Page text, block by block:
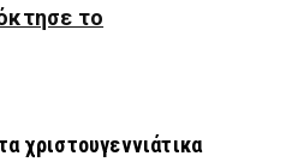
το
χριστουγεννιάτικα